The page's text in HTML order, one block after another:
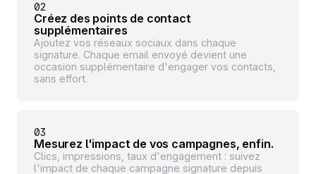
02
Créez des points de contact
supplémentaires
Ajoutez vos réseaux sociaux dans chaque
signature. Chaque email envoyé devient une
occasion supplémentaire d'engager vos contacts,
sans effort.
03
Mesurez l'impact de vos campagnes, enfin.
Clics, impressions, taux d'engagement : suivez
l'impact de chaque campagne signature depuis